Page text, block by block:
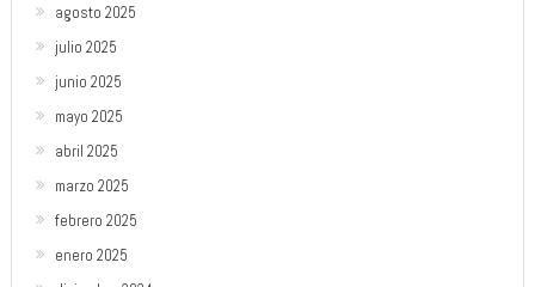
agosto 2025
julio 2025
junio 2025
mayo 2025
abril 2025
marzo 2025
febrero 2025
enero 2025